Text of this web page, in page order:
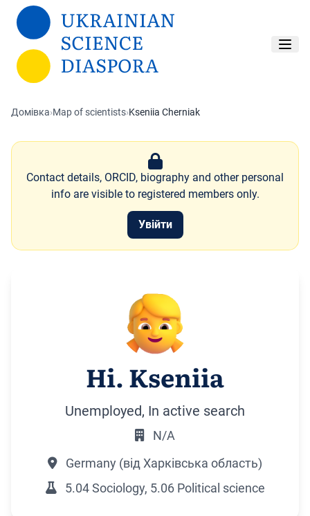
Перейти до основного вмісту
Домівка›Map of scientists›Kseniia Cherniak
Contact details, ORCID, biography and other personal
info are visible to registered members only.
Увійти
Ні. Kseniia
Unemployed, In active search
N/A
Germany (від Харківська область)
5.04 Sociology, 5.06 Political science